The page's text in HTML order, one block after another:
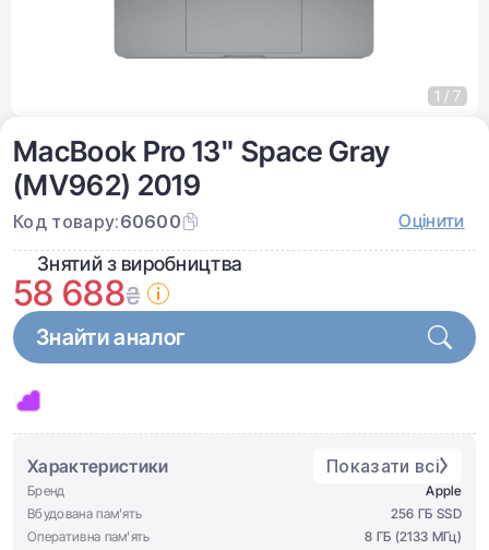
MacBook Pro 13" Space Gray
(MV962) 2019
Код товару:60600 Оцінити
Знятий з виробництва
58 688₴
Знайти аналог
Характеристики Показати всі
Бренд
Apple
Вбудована пам'ять
256 ГБ SSD
Оперативна пам'ять
8 ГБ (2133 МГц)
1 / 7